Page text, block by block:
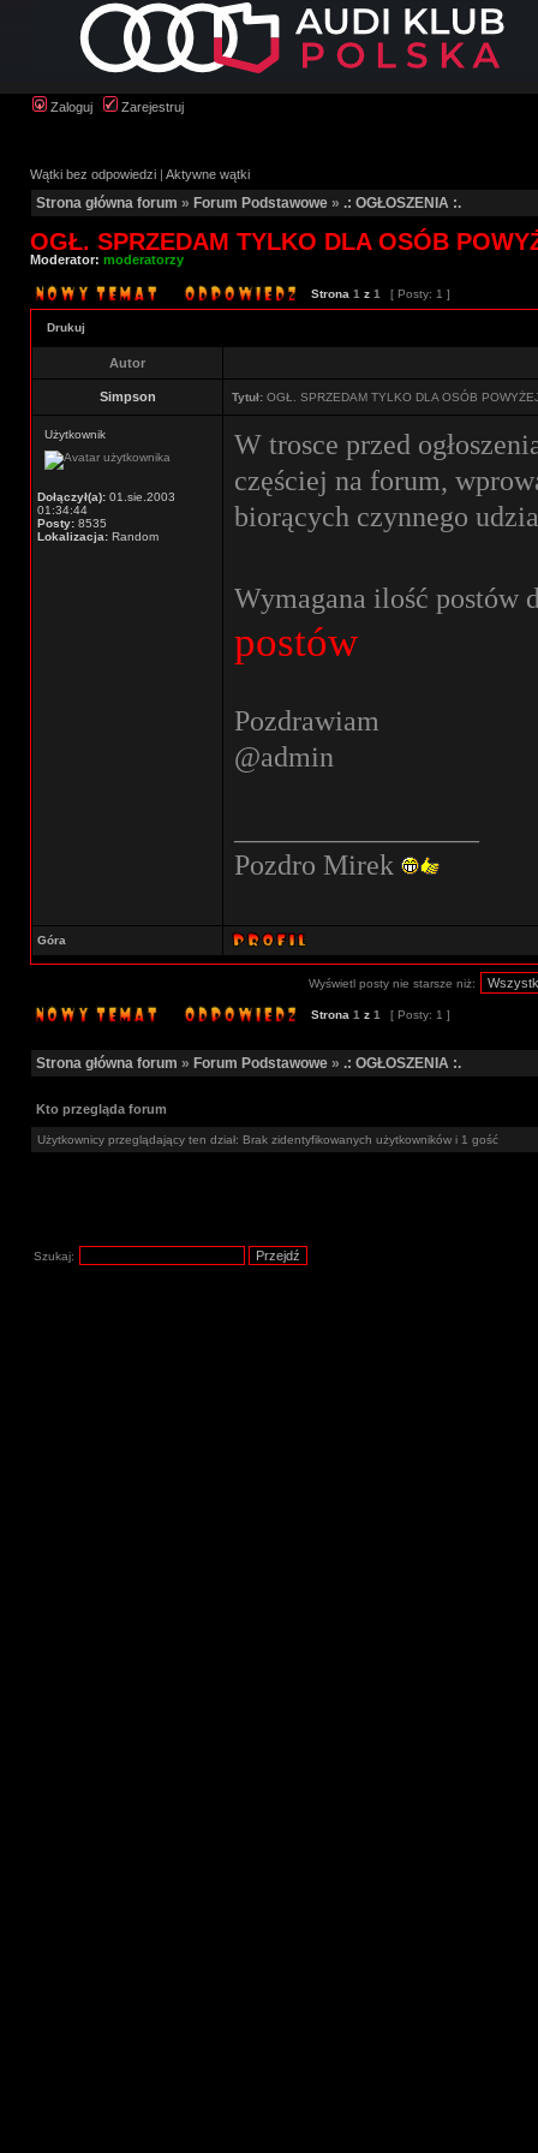
Zaloguj Zarejestruj
Wątki bez odpowiedzi | Aktywne wątki
Strona główna forum » Forum Podstawowe » .: OGŁOSZENIA :.
OGŁ. SPRZEDAM TYLKO DLA OSÓB
Moderator: moderatorzy
Strona 1 z 1 [ Posty: 1 ]
Drukuj
Autor
Simpson Tytuł: OGŁ. SPRZEDAM TYLKO DLA OSÓB
Użytkownik
Dołączył(a): 01.sie.2003
01:34:44
Posty: 8535
Lokalizacja: Random
W trosce przed
częściej na forum,
biorących czynnego
Wymagana ilość postów
postów
Pozdrawiam
@admin
Pozdro Mirek
Góra
Wyświetl posty nie starsze niż:
Strona 1 z 1 [ Posty: 1 ]
Strona główna forum » Forum Podstawowe » .: OGŁOSZENIA :.
Kto przegląda forum
Użytkownicy przeglądający ten dział: Brak zidentyfikowanych użytkowników i 1 gość
Szukaj: